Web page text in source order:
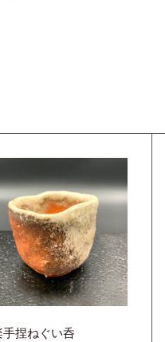
手捏ねぐい呑